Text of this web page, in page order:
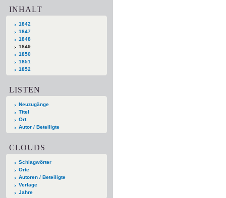
INHALT
1842
1847
1848
1849
1850
1851
1852
LISTEN
Neuzugänge
Titel
Ort
Autor / Beteiligte
CLOUDS
Schlagwörter
Orte
Autoren / Beteiligte
Verlage
Jahre